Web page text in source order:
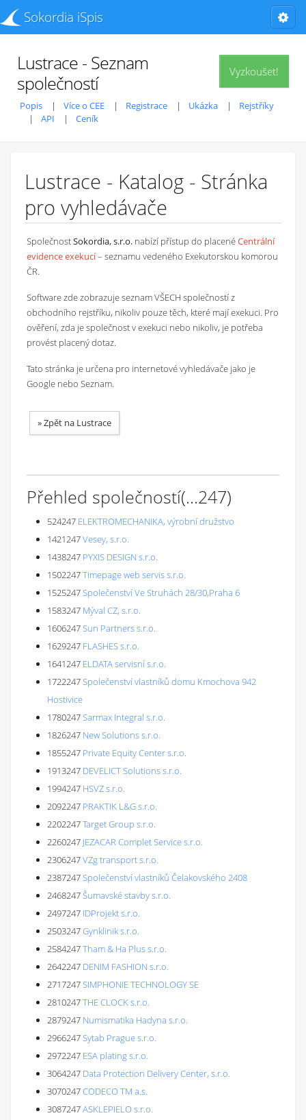
Sokordia iSpis
Vyzkoušet!
Lustrace - Seznam
společností
Popis Více o CEE Registrace Ukázka
Rejstříky
API
Ceník
Lustrace - Katalog - Stránka
pro vyhledávače
SpolečnostSokordia, s.r.o. nabízí přístup do placenéCentrální
evidence exekucí– seznamu vedeného Exekutorskou komorou
ČR.
Software zde zobrazuje seznam VŠECH společností z
obchodního rejstříku, nikoliv pouze těch, které mají exekuci. Pro
ověření, zda je společnost v exekuci nebo nikoliv, je potřeba
provést placený dotaz.
Tato stránka je určena pro internetové vyhledávače jako je
Google nebo Seznam.
»Zpět na Lustrace
Přehled společností(...247)
524247 ELEKTROMECHANIKA, výrobní družstvo
1421247Vesey, s.r.o.
1438247 PYXIS DESIGN s.r.o.
1502247Timepage web servis s.r.o.
1525247Společenství Ve Struhách 28/30,Praha 6
1583247 Mýval CZ, s.r.o.
1606247Sun Partners s.r.o.
1629247 FLASHES s.r.o.
1641247 ELDATA servisní s.r.o.
1722247Společenství vlastníků domu Kmochova 942
Hostivice
1780247Sarmax Integral s.r.o.
1826247 New Solutions s.r.o.
1855247 Private Equity Center s.r.o.
1913247 DEVELICT Solutions s.r.o.
1994247 HSVZ s.r.o.
2092247 PRAKTIK L&G s.r.o.
2202247Target Group s.r.o.
2260247 JEZACAR Complet Service s.r.o.
2306247VZg transport s.r.o.
2387247Společenství vlastníků Čelakovského 2408
2468247Šumavské stavby s.r.o.
2497247 IDProjekt s.r.o.
2503247Gynklinik s.r.o.
2584247Tham & Ha Plus s.r.o.
2642247 DENIM FASHION s.r.o.
2717247SIMPHONIE TECHNOLOGY SE
2810247THE CLOCK s.r.o.
2879247 Numismatika Hadyna s.r.o.
2966247Sytab Prague s.r.o.
2972247 ESA plating s.r.o.
3064247 Data Protection Delivery Center, s.r.o.
3070247CODECO TM a.s.
3087247ASKLEPIELO s.r.o.